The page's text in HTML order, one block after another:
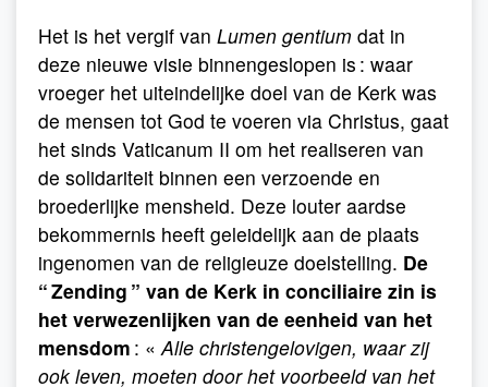
Het is het vergif van Lumen gentium dat in
deze nieuwe visie binnengeslopen is : waar
vroeger het uiteindelijke doel van de Kerk was
de mensen tot God te voeren via Christus, gaat
het sinds Vaticanum II om het realiseren van
de solidariteit binnen een verzoende en
broederlijke mensheid. Deze louter aardse
bekommernis heeft geleidelijk aan de plaats
ingenomen van de religieuze doelstelling. De
“ Zending ” van de Kerk in conciliaire zin is
het verwezenlijken van de eenheid van het
mensdom : « Alle christengelovigen, waar zij
ook leven, moeten door het voorbeeld van het